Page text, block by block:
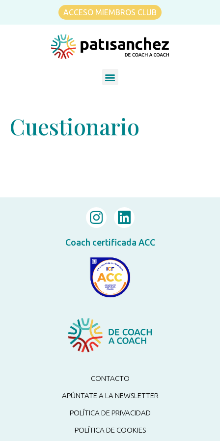
ACCESO MIEMBROS CLUB
Cuestionario
CONTACTO
APÚNTATE A LA NEWSLETTER
POLÍTICA DE PRIVACIDAD
POLÍTICA DE COOKIES
Coach certificada ACC